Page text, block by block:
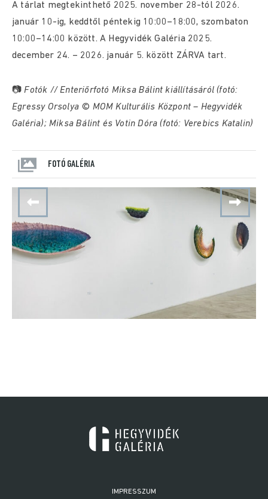
A tárlat megtekinthető 2025. november 28-tól 2026.
január 10-ig, keddtől péntekig 10:00–18:00, szombaton
10:00–14:00 között. A Hegyvidék Galéria 2025.
december 24. – 2026. január 5. között ZÁRVA tart.
📷Fotók // Enteriőrfotó Miksa Bálint kiállításáról (fotó:
Egressy Orsolya © MOM Kulturális Központ – Hegyvidék
Galéria); Miksa Bálint és Votin Dóra (fotó: Verebics Katalin)
FOTÓ GALÉRIA
IMPRESSZUM